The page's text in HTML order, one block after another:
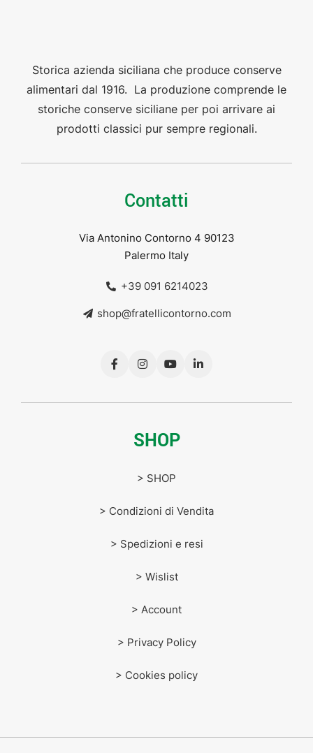
Storica azienda siciliana che produce conserve
alimentari dal 1916. La produzione comprende le
storiche conserve siciliane per poi arrivare ai
prodotti classici pur sempre regionali.
Contatti
Via Antonino Contorno 4 90123
Palermo Italy
+39 091 6214023
shop@fratellicontorno.com
SHOP
> SHOP
> Condizioni di Vendita
> Spedizioni e resi
> Wislist
> Account
> Privacy Policy
> Cookies policy